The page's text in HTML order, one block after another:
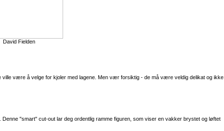
David Fielden
være å velge for kjoler med lagene. Men vær forsiktig - de må være veldig delikat og ikke
"smart" cut-out lar deg ordentlig ramme figuren, som viser en vakker brystet og løftet